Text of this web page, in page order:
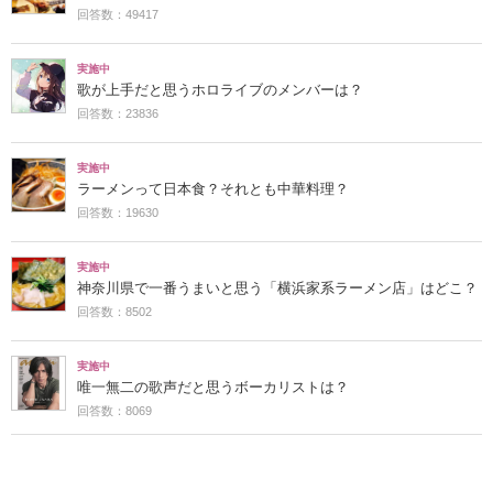
回答数：49417
実施中
歌が上手だと思うホロライブのメンバーは？
回答数：23836
実施中
ラーメンって日本食？それとも中華料理？
回答数：19630
実施中
神奈川県で一番うまいと思う「横浜家系ラーメン店」はどこ？
回答数：8502
実施中
唯一無二の歌声だと思うボーカリストは？
回答数：8069